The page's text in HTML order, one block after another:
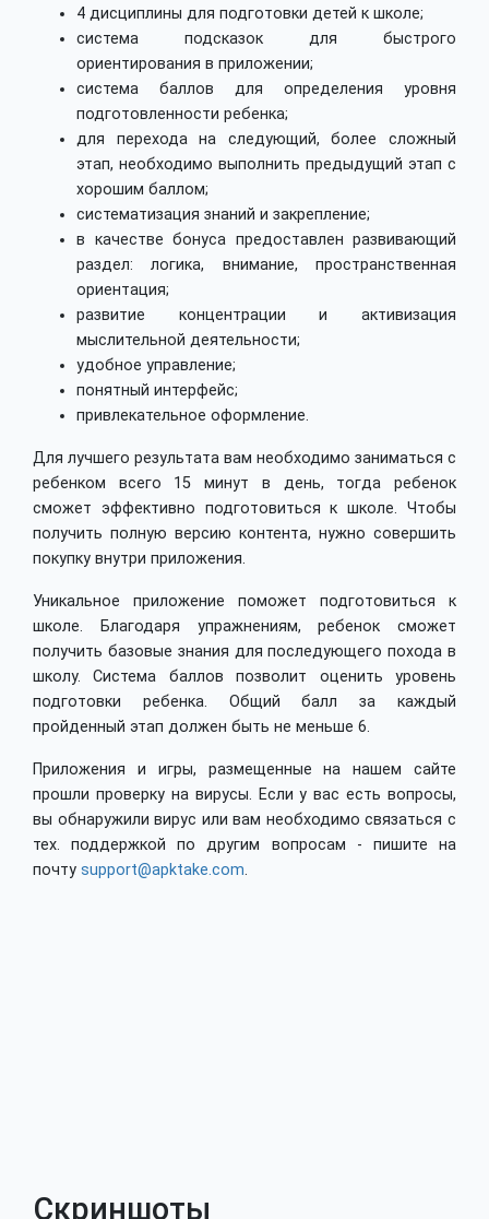
4 дисциплины для подготовки детей к школе;
система подсказок для быстрого
ориентирования в приложении;
система баллов для определения уровня
подготовленности ребенка;
для перехода на следующий, более сложный
этап, необходимо выполнить предыдущий этап с
хорошим баллом;
систематизация знаний и закрепление;
в качестве бонуса предоставлен развивающий
раздел: логика, внимание, пространственная
ориентация;
развитие концентрации и активизация
мыслительной деятельности;
удобное управление;
понятный интерфейс;
привлекательное оформление.
Для лучшего результата вам необходимо заниматься с
ребенком всего 15 минут в день, тогда ребенок
сможет эффективно подготовиться к школе. Чтобы
получить полную версию контента, нужно совершить
покупку внутри приложения.
Уникальное приложение поможет подготовиться к
школе. Благодаря упражнениям, ребенок сможет
получить базовые знания для последующего похода в
школу. Система баллов позволит оценить уровень
подготовки ребенка. Общий балл за каждый
пройденный этап должен быть не меньше 6.
Приложения и игры, размещенные на нашем сайте
прошли проверку на вирусы. Если у вас есть вопросы,
вы обнаружили вирус или вам необходимо связаться с
тех. поддержкой по другим вопросам - пишите на
почту support@apktake.com.
Скриншоты